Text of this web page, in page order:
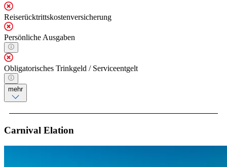
Reiserücktrittskostenversicherung
Persönliche Ausgaben
Obligatorisches Trinkgeld / Serviceentgelt
mehr
Carnival Elation